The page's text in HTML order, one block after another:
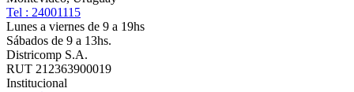
Tel : 24001115
Lunes a viernes de 9 a 19hs
Sábados de 9 a 13hs.
Districomp S.A.
RUT 212363900019
Institucional